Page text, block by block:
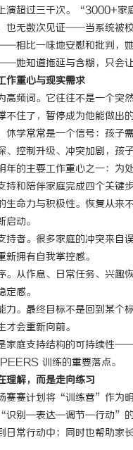
演超过三千次。“3000+
也无数次见证——当系统被
相比一味地安慰和批判，
她知道拖延与含糊，只会
作重心与现实需求
频词。它往往不是一个突
住了，暂停成为他能做出
休学常常是一个信号：孩
控制升级、冲突加剧，孩
的主要工作重心之一：为
和陪伴家庭完成四个关键
命力与积极性。恢复从来
动。
者。很多家庭的冲突来自
拥有自我掌控感。
从作息、日常任务、兴趣
感。
。最终目标不是回到某个
会重新向前。
家庭支持结构的可持续性
训练的重要落点。
理解，而是走向练习
杨赛赛计划将“训练营”作
识别—表达—调节—行动”的
日常行动中；同时也帮助